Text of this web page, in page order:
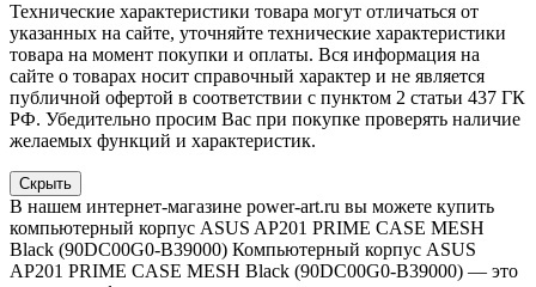
Технические характеристики товара могут отличаться от
указанных на сайте, уточняйте технические характеристики
товара на момент покупки и оплаты. Вся информация на
сайте о товарах носит справочный характер и не является
публичной офертой в соответствии с пунктом 2 статьи 437 ГК
РФ. Убедительно просим Вас при покупке проверять наличие
желаемых функций и характеристик.
Скрыть
В нашем интернет-магазине power-art.ru вы можете купить
компьютерный корпус ASUS AP201 PRIME CASE MESH
Black (90DC00G0-B39000) Компьютерный корпус ASUS
AP201 PRIME CASE MESH Black (90DC00G0-B39000) — это